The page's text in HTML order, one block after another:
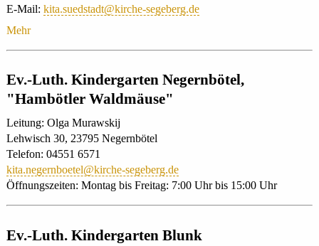
E-Mail: kita.suedstadt@kirche-segeberg.de
Mehr
Ev.-Luth. Kindergarten Negernbötel,
"Hambötler Waldmäuse"
Leitung: Olga Murawskij
Lehwisch 30, 23795 Negernbötel
Telefon: 04551 6571
kita.negernboetel@kirche-segeberg.de
Öffnungszeiten: Montag bis Freitag: 7:00 Uhr bis 15:00 Uhr
Ev.-Luth. Kindergarten Blunk